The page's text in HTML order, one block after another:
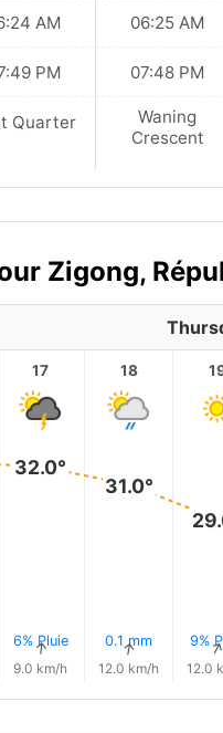
AM
PM
Quarter
06:25 AM
07:48 PM
Waning
Crescent
Zigong,
17
32.0°
6% Pluie
↑
9.0 km/h
18
31.0°
0.1 mm
↑
12.0 km/h
9%
12.0